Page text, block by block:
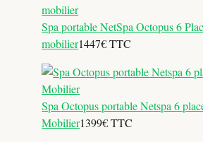
Spa portable NetSpa Octopus 6
mobilier1447€ TTC
Spa Octopus portable Netspa 6
Mobilier1399€ TTC